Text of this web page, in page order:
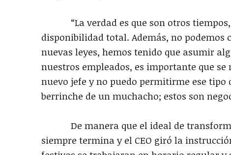
“La verdad es que son otros tiempos,
disponibilidad total. Además, no podemos
nuevas leyes, hemos tenido que asumir
nuestros empleados, es importante que
nuevo jefe y no puedo permitirme ese tipo
berrinche de un muchacho; estos son
De manera que el ideal de
siempre termina y el CEO giró la